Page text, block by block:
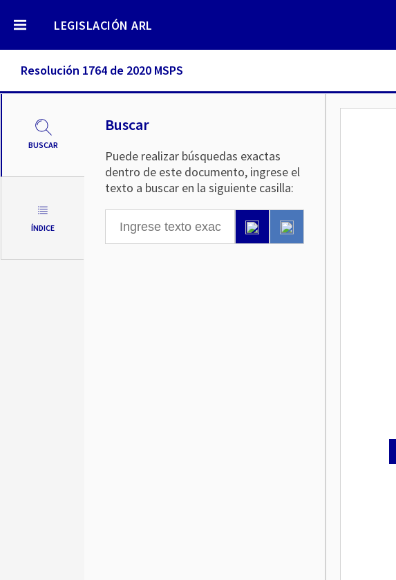
LEGISLACIÓN ARL
Resolución 1764 de 2020 MSPS
BUSCAR
ÍNDICE
Buscar
Puede realizar búsquedas exactas
dentro de este documento, ingrese el
texto a buscar en la siguiente casilla: